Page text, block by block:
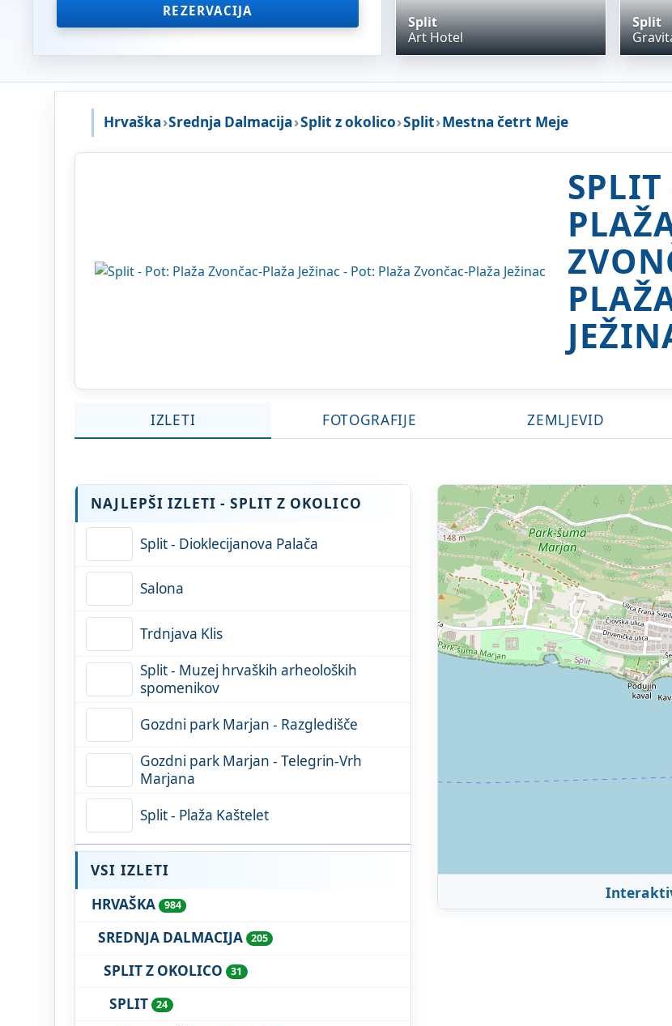
REZERVACIJA
Split
Art Hotel
Split
Hrvaška›Srednja Dalmacija›Split z okolico›Split›Mestna četrt Meje
IZLETI FOTOGRAFIJE ZEMLJEVID
NAJLEPŠI IZLETI - SPLIT Z OKOLICO
Split - Dioklecijanova Palača
Salona
Trdnjava Klis
Split - Muzej hrvaških arheoloških
spomenikov
Gozdni park Marjan - Razgledišče
Gozdni park Marjan - Telegrin-Vrh
Marjana
Split - Plaža Kaštelet
VSI IZLETI
HRVAŠKA
984
SREDNJA DALMACIJA 205
SPLIT Z OKOLICO 31
SPLIT 24